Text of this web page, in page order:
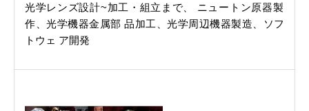
光学レンズ設計~加工・組立まで、 ニュートン原器製
作、光学機器金属部 品加工、光学周辺機器製造、ソフ
トウェ ア開発